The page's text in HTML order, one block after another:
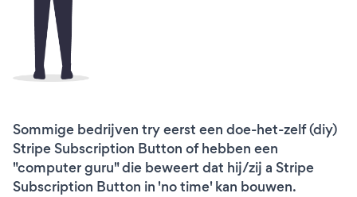
Sommige bedrijven try eerst een doe-het-zelf (diy)
Stripe Subscription Button of hebben een
"computer guru" die beweert dat hij/zij a Stripe
Subscription Button in 'no time' kan bouwen.